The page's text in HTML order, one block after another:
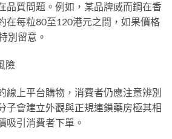
品質問題。例如，某品牌威而鋼在香
在每粒80至120港元之間，如果價格
別留意。
險
線上平台購物，消費者仍應注意辨別
子會建立外觀與正規連鎖藥房極其相
吸引消費者下單。